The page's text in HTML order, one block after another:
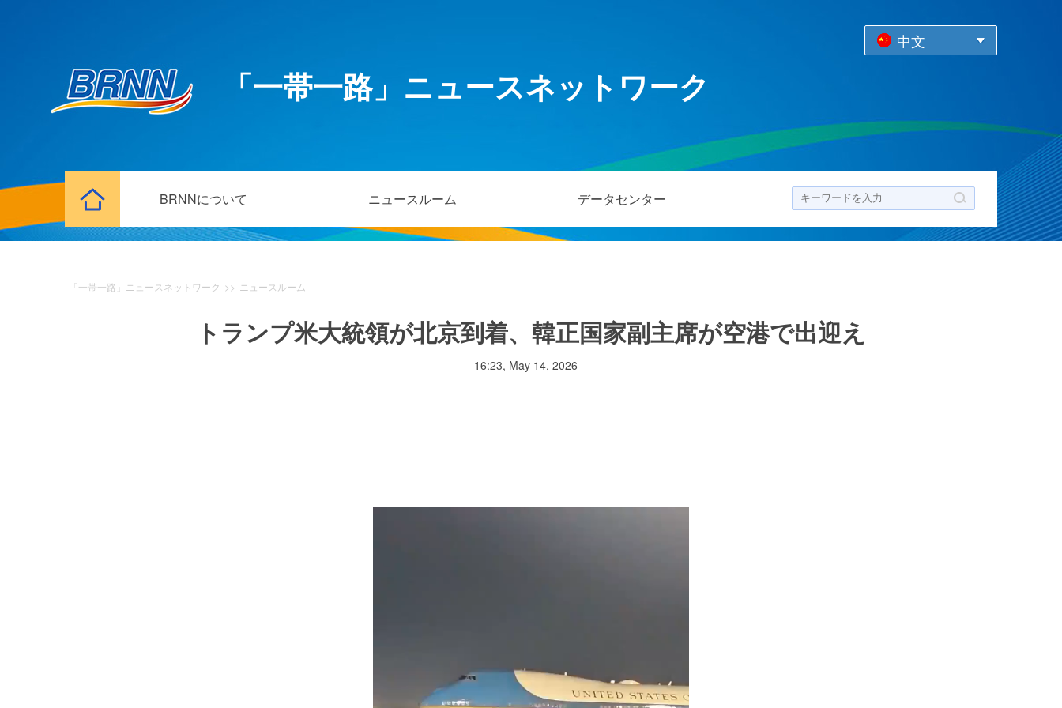
中文
「一帯一路」ニュースネットワーク
BRNNについて ニュースルーム データセンター
「一帯一路」ニュースネットワーク >> ニュースルーム
トランプ米大統領が北京到着、韓正国家副主席が空港で出迎え
16:23, May 14, 2026